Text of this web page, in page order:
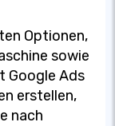
Optionen,
sowie
Google Ads
erstellen,
nach